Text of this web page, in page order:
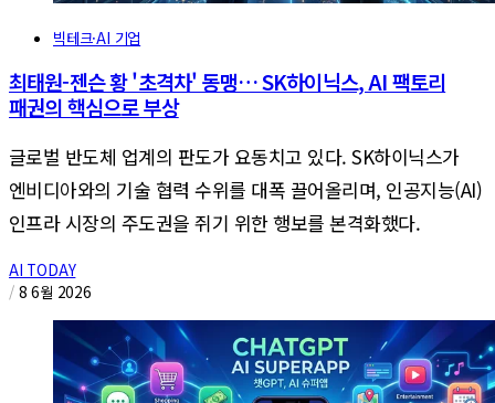
빅테크·AI 기업
최태원-젠슨 황 '초격차' 동맹… SK하이닉스, AI 팩토리
패권의 핵심으로 부상
글로벌 반도체 업계의 판도가 요동치고 있다. SK하이닉스가
엔비디아와의 기술 협력 수위를 대폭 끌어올리며, 인공지능(AI)
인프라 시장의 주도권을 쥐기 위한 행보를 본격화했다.
AI TODAY
/ 8 6월 2026